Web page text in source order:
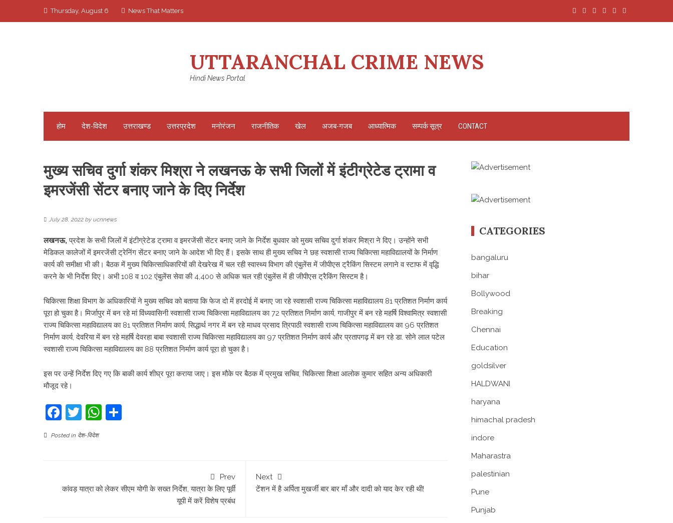
Thursday, August 6 News That Matters
UTTARANCHAL CRIME NEWS
Hindi News Portal
होम देश-विदेश उत्तराखण्ड उत्तरप्रदेश मनोरंजन राजनीतिक खेल अजब-गजब आध्यात्मिक सम्पर्क सूत्र CONTACT
मुख्य सचिव दुर्गा शंकर मिश्रा ने लखनऊ के सभी जिलों में इंटीग्रेटेड ट्रामा व
इमरजेंसी सेंटर बनाए जाने के दिए निर्देश
July 28, 2022 by ucnnews
लखनऊ, प्रदेश के सभी जिलों में इंटीग्रेटेड ट्रामा व इमरजेंसी सेंटर बनाए जाने के निर्देश बुधवार को मुख्य सचिव दुर्गा शंकर मिश्रा ने दिए। उन्होंने सभी
मेडिकल कालेजों में इमरजेंसी ट्रेनिंग सेंटर बनाए जाने के आदेश भी दिए हैं। इसके साथ ही मुख्य सचिव ने छह स्वशासी राज्य चिकित्सा महाविद्यालयों के निर्माण
कार्य की समीक्षा भी की। बैठक में मुख्य चिकित्साधिकारियों की देखरेख में चल रही स्वास्थ्य विभाग की एंबुलेंस में जीपीएस ट्रैकिंग सिस्टम लगाने व स्टाफ में वृद्धि
करने के भी निर्देश दिए। अभी 108 व 102 एंबुलेंस सेवा की 4,400 से अधिक चल रही एंबुलेंस में ही जीपीएस ट्रैकिंग सिस्टम है।
चिकित्सा शिक्षा विभाग के अधिकारियों ने मुख्य सचिव को बताया कि फेज दो में हरदोई में बनाए जा रहे स्वशासी राज्य चिकित्सा महाविद्यालय 81 प्रतिशत निर्माण कार्य
पूरा हो चुका है। मिर्जापुर में बन रहे मां विंध्यवासिनी स्वशासी राज्य चिकित्सा महाविद्यालय का 72 प्रतिशत निर्माण कार्य, गाजीपुर में बन रहे महर्षि विश्वामित्र स्वशासी
राज्य चिकित्सा महाविद्यालय का 81 प्रतिशत निर्माण कार्य, सिद्धार्थ नगर में बन रहे माधव प्रसाद त्रिपाठी स्वशासी राज्य चिकित्सा महाविद्यालय का 96 प्रतिशत
निर्माण कार्य, देवरिया में बन रहे महर्षि देवरहा बाबा स्वशासी राज्य चिकित्सा महाविद्यालय का 97 प्रतिशत निर्माण कार्य और प्रतापगढ़ में बन रहे डा. सोने लाल पटेल
स्वशासी राज्य चिकित्सा महाविद्यालय का 88 प्रतिशत निर्माण कार्य पूरा हो चुका है।
इस पर उन्हें निर्देश दिए गए कि बाकी कार्य शीघ्र पूरा कराया जाए। इस मौके पर बैठक में प्रमुख सचिव, चिकित्सा शिक्षा आलोक कुमार सहित अन्य अधिकारी
मौजूद रहे।
Facebook
TwitterWhatsApp
Posted in देश-विदेश
Prev
कांवड़ यात्रा को लेकर सीएम योगी के सख्त निर्देश, यात्रा के लिए पूर्वी
यूपी में करें विशेष प्रबंध
Next
टेंशन में है अर्पिता मुखर्जी बार बार माँ और दादी को याद केर रही थी!
CATEGORIES
bangaluru
bihar
Bollywood
Breaking
Chennai
Education
goldsilver
HALDWANI
haryana
himachal pradesh
indore
Maharastra
palestinian
Pune
Punjab